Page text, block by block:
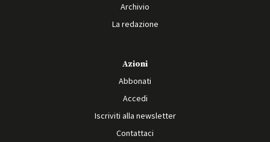
Archivio
La redazione
Azioni
Abbonati
Accedi
Iscriviti alla newsletter
Contattaci